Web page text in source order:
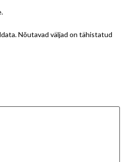
Nõutavad väljad on tähistatud